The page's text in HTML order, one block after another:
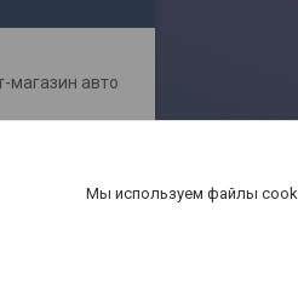
магазин авто
магазинаМы используем файлы